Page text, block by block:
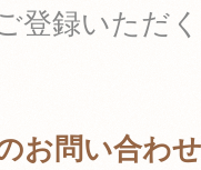
登録いただ
お問い合わせ